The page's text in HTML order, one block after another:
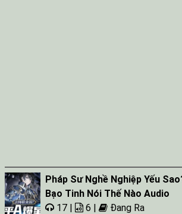
Pháp Sư Nghề Nghiệp Yếu
Bạo Tinh Nói Thế Nào Audio
17 |
6 |
Đang Ra